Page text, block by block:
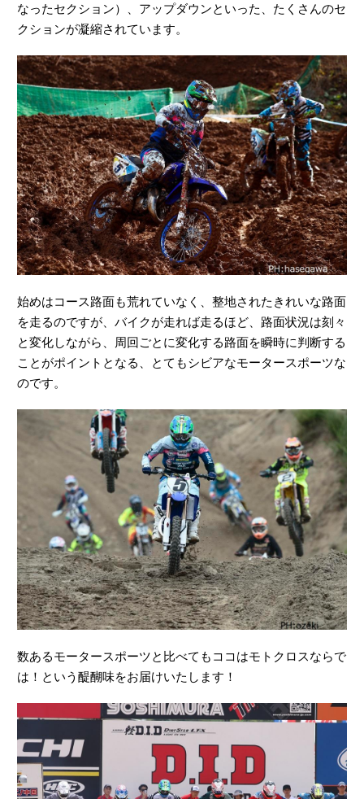
なったセクション）、アップダウンといった、たくさんのセ
クションが凝縮されています。
始めはコース路面も荒れていなく、整地されたきれいな路面
を走るのですが、バイクが走れば走るほど、路面状況は刻々
と変化しながら、周回ごとに変化する路面を瞬時に判断する
ことがポイントとなる、とてもシビアなモータースポーツな
のです。
数あるモータースポーツと比べてもココはモトクロスならで
は！という醍醐味をお届けいたします！